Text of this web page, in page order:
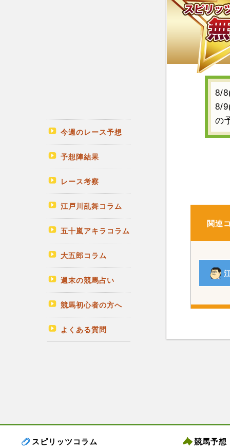
今週のレース予想
予想陣結果
レース考察
江戸川乱舞コラム
五十嵐アキラコラム
大五郎コラム
週末の競馬占い
競馬初心者の方へ
よくある質問
8/
8/
の
関連
スピリッツコラム 競馬予想